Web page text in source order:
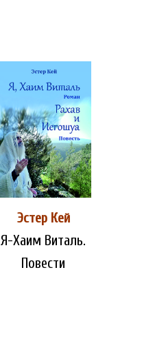
Эстер Кей
Я-Хаим Виталь.
Повести